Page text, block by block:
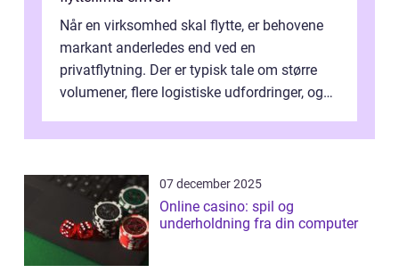
Når en virksomhed skal flytte, er behovene
markant anderledes end ved en
privatflytning. Der er typisk tale om større
volumener, flere logistiske udfordringer, og
07 december 2025
Online casino: spil og
underholdning fra din computer